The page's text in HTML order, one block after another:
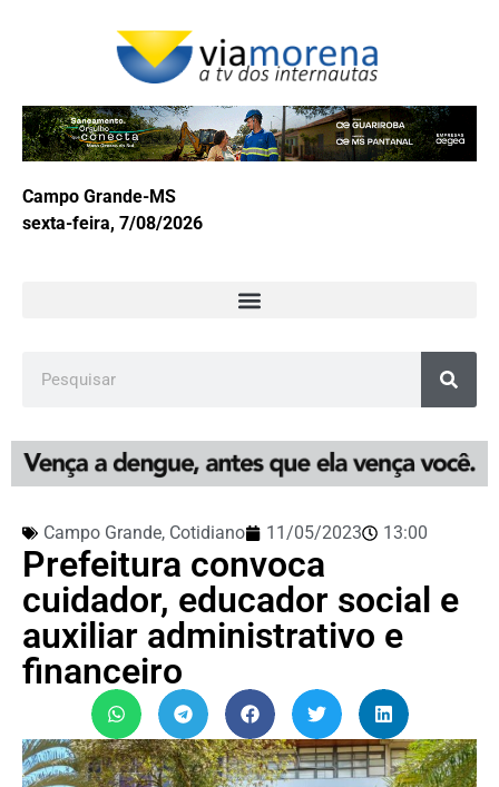
Campo Grande-MS
sexta-feira, 7/08/2026
Campo Grande, Cotidiano 11/05/2023 13:00
Prefeitura convoca
cuidador, educador social e
auxiliar administrativo e
financeiro